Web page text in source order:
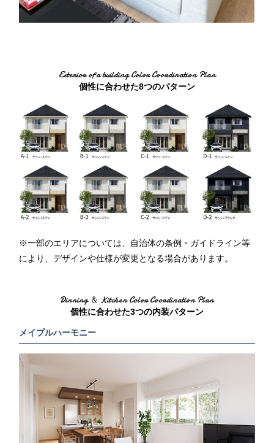
Exterior of a building Color Coordination Plan
個性に合わせた8つのパターン
※一部のエリアについては、自治体の条例・ガイドライン等
により、デザインや仕様が変更となる場合があります。
Dinning ＆ Kitchen Color Coordination Plan
個性に合わせた3つの内装パターン
メイプルハーモニー